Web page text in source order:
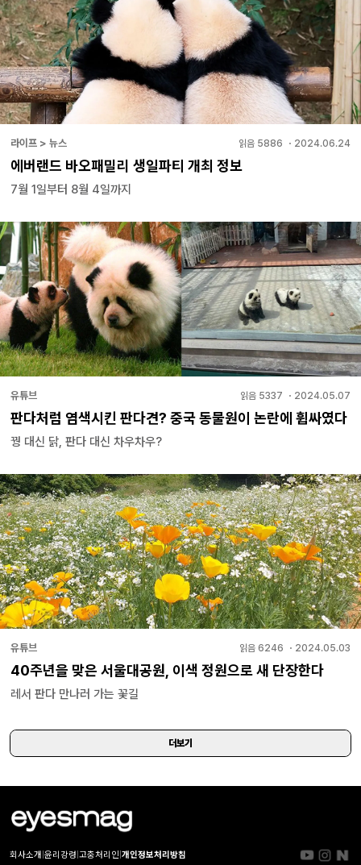
라이프 > 뉴스 읽음 5886 ・ 2024.06.24
에버랜드 바오패밀리 생일파티 개최 정보
7월 1일부터 8월 4일까지
유튜브 읽음 5337 ・ 2024.05.07
판다처럼 염색시킨 판다견? 중국 동물원이 논란에 휩싸였다
꿩 대신 닭, 판다 대신 차우차우?
유튜브 읽음 6246 ・ 2024.05.03
40주년을 맞은 서울대공원, 이색 정원으로 새 단장한다
레서 판다 만나러 가는 꽃길
더보기
회사소개 윤리강령 고충처리인 개인정보처리방침